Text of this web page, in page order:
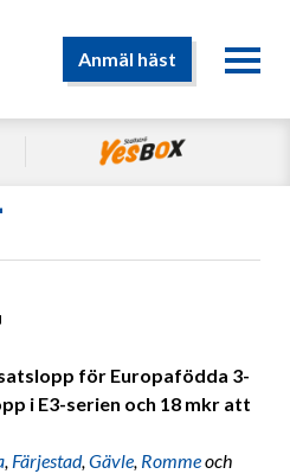
Anmäl häst
för Europafödda 3-
i E3-serien och 18 mkr att
, Färjestad,Gävle, Rommeoch